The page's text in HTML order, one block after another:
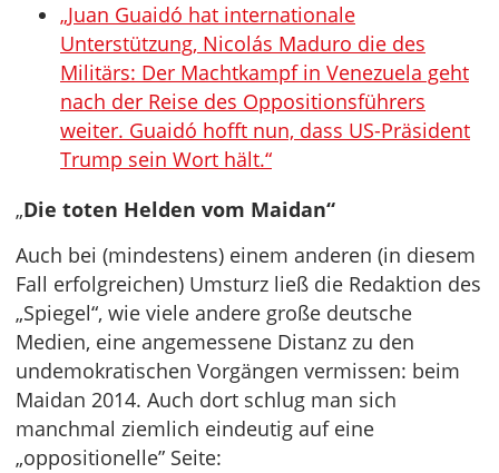
„Juan Guaidó hat internationale
Unterstützung, Nicolás Maduro die des
Militärs: Der Machtkampf in Venezuela geht
nach der Reise des Oppositionsführers
weiter. Guaidó hofft nun, dass US-Präsident
Trump sein Wort hält.“
„Die toten Helden vom Maidan“
Auch bei (mindestens) einem anderen (in diesem
Fall erfolgreichen) Umsturz ließ die Redaktion des
„Spiegel“, wie viele andere große deutsche
Medien, eine angemessene Distanz zu den
undemokratischen Vorgängen vermissen: beim
Maidan 2014. Auch dort schlug man sich
manchmal ziemlich eindeutig auf eine
„oppositionelle” Seite: